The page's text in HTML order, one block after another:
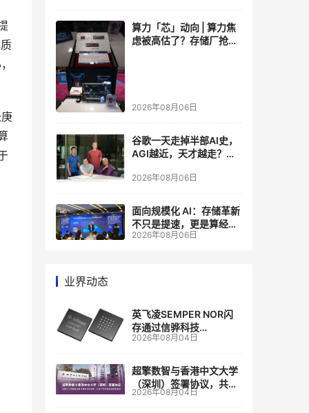
算力「芯」动向 | 算力焦
虑被高估了？存储厂抢了
2026年08月06日
谷歌一天走掉半部AI史，
AGI越近，天才越走？大
自己的研发节奏
2026年08月06日
面向规模化 AI：存储革新
不只是提速，更是算经济
账
2026年08月06日
业界动态
英飞凌SEMPER NOR闪
存通过信骅科技
AST2700 BMC认证，全
管理
2026年08月04日
超擎数智与香港中文大学
（深圳）签署协议，共建
人工智能和边缘计算联合
2026年08月04日